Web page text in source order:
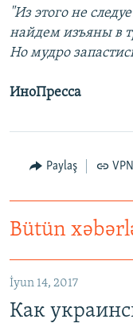
"Из этого не
найдем изъяны в
Но мудро
ИноПресса
Paylaş
Bütün
İyun 14, 2017
Как